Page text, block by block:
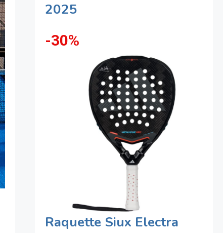
2025
-30%
Raquette Siux Electra